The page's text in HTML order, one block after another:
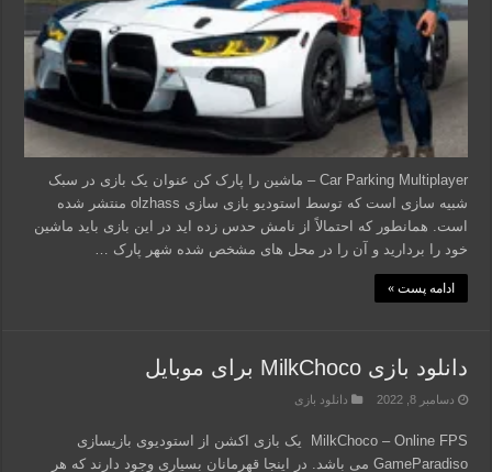
Car Parking Multiplayer – ماشین را پارک کن عنوان یک بازی در سبک
شبیه سازی است که توسط استودیو بازی سازی olzhass منتشر شده
است. همانطور که احتمالاً از نامش حدس زده اید در این بازی باید ماشین
خود را بردارید و آن را در محل های مشخص شده شهر پارک …
ادامه پست »
دانلود بازی MilkChoco برای موبایل
دسامبر 8, 2022 دانلود بازی
MilkChoco – Online FPS یک بازی اکشن از استودیوی بازیسازی
GameParadiso می باشد. در اینجا قهرمانان بسیاری وجود دارند که هر